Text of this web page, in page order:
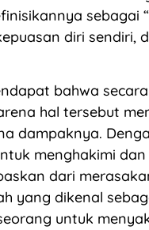
sebagai
diri sendiri,
bahwa
hal tersebut
dampaknya.
menghakimi dan
dari
yang dikenal
untuk